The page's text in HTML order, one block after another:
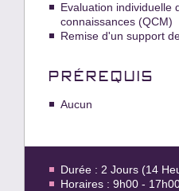
Evaluation individuelle
connaissances (QCM)
Remise d'un support
PRÉREQUIS
Aucun
Durée : 2 Jours (14
Horaires : 9h00 -